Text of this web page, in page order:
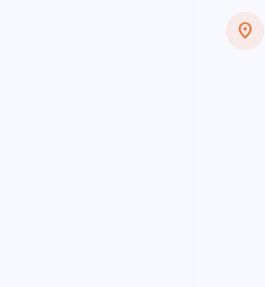
location_on